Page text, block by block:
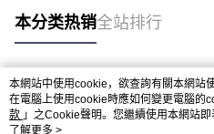
本分类热销全站排行
热门标签
本網站中使用cookie，欲查詢有關本網站
在電腦上使用cookie時應如何變更電腦的
款 」之Cookie聲明。您繼續使用本網站
之Cookie聲明使用cookie。
了解更多 >